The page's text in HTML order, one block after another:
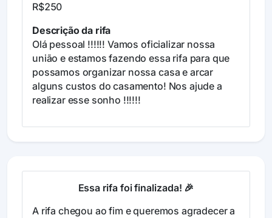
R$250
Descrição da rifa
Olá pessoal !!!!!! Vamos oficializar nossa
união e estamos fazendo essa rifa para que
possamos organizar nossa casa e arcar
alguns custos do casamento! Nos ajude a
realizar esse sonho !!!!!!
Essa rifa foi finalizada! 🎉
A rifa chegou ao fim e queremos agradecer a